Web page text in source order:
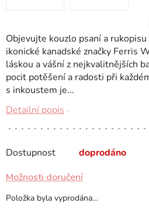
Dostupnost doprodáno
Možnosti doručení
Položka byla vyprodána…
Objevujte kouzlo psaní a
ikonické kanadské značky Ferris
láskou a vášní z nejkvalitnějších
pocit potěšení a radosti při
s inkoustem je...
Detailní popis